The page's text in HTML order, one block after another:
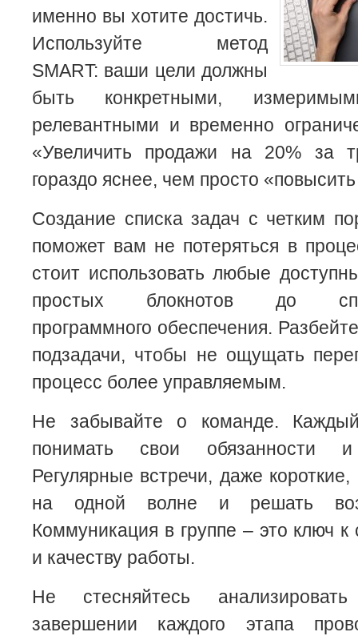
именно вы хотите достичь.
Используйте метод
SMART: ваши цели должны
быть конкретными,
релевантными и временно
«Увеличить продажи на 20% за
гораздо яснее, чем просто
Создание списка задач с четким
поможет вам не потеряться в
стоит использовать любые
простых блокнотов до
программного обеспечения.
подзадачи, чтобы не ощущать
процесс более управляемым.
Не забывайте о команде.
понимать свои обязанности и
Регулярные встречи, даже короткие,
на одной волне и решать
Коммуникация в группе – это ключ
и качеству работы.
Не стесняйтесь
завершении каждого этапа